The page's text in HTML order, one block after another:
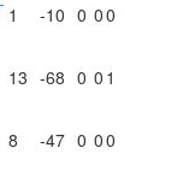
1 -10 0 00
13 -68 0 0 1
8 -47 0 00